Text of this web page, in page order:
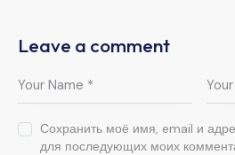
Leave a comment
Сохранить моё имя, email и
для последующих моих